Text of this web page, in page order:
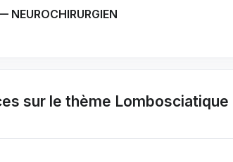
NEUROCHIRURGIEN
sur le thème Lombosciatique